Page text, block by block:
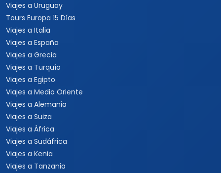
Viajes a Uruguay
Tours Europa 15 Días
Viajes a Italia
Viajes a España
Viajes a Grecia
Viajes a Turquía
Viajes a Egipto
Viajes a Medio Oriente
Viajes a Alemania
Viajes a Suiza
Viajes a África
Viajes a Sudáfrica
Viajes a Kenia
Viajes a Tanzania